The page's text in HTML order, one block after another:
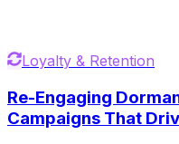
Loyalty & Retention
Re-Engaging
Campaigns That